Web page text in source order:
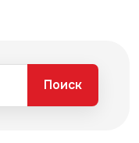
Поиск